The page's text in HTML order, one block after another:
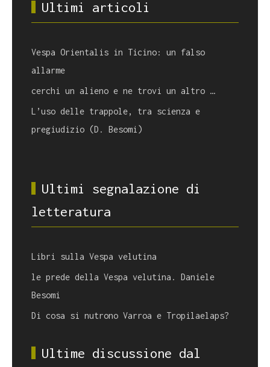
Ultimi articoli
Vespa Orientalis in Ticino: un falso
allarme
cerchi un alieno e ne trovi un altro …
L’uso delle trappole, tra scienza e
pregiudizio (D. Besomi)
Ultimi segnalazione di
letteratura
Libri sulla Vespa velutina
le prede della Vespa velutina. Daniele
Besomi
Di cosa si nutrono Varroa e Tropilaelaps?
Ultime discussione dal